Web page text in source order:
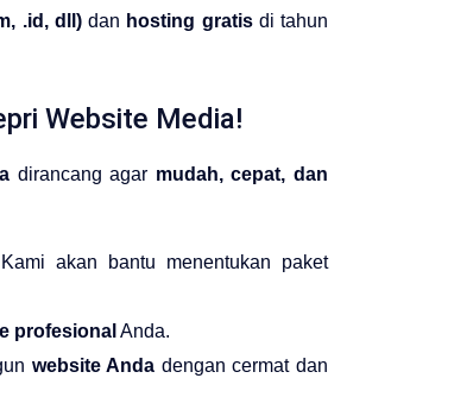
.id, dll)dan hosting gratisdi tahun
Website Media!
dirancang agar mudah, cepat, dan
akan bantu menentukan paket
profesional Anda.
website Anda dengan cermat dan